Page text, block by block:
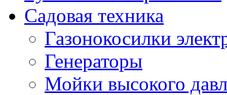
Садовая техника
Газонокосилки
Генераторы
Мойки высокого